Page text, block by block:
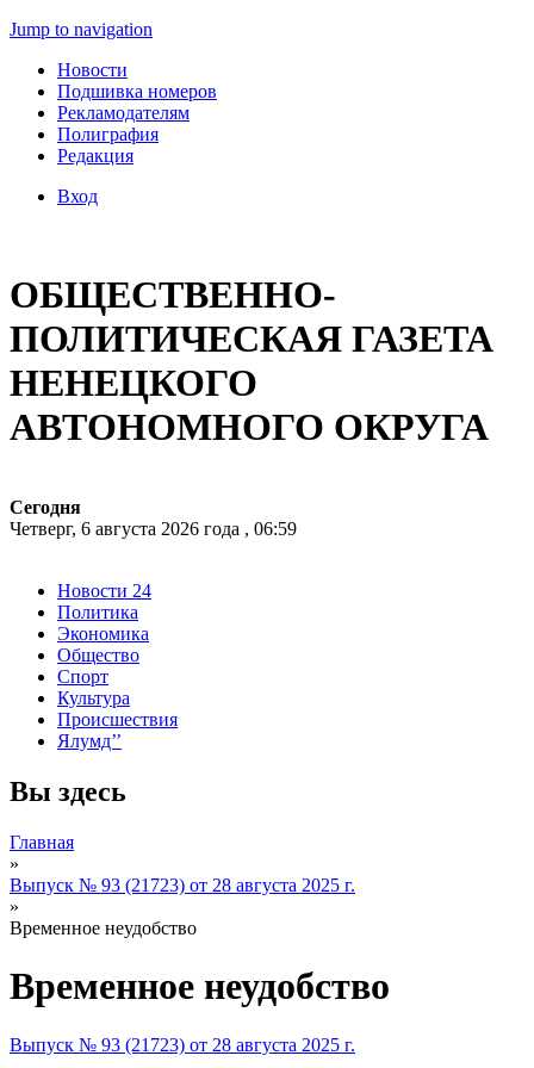
Jump to navigation
Новости
Подшивка номеров
Рекламодателям
Полиграфия
Редакция
Вход
ОБЩЕСТВЕННО-
ПОЛИТИЧЕСКАЯ ГАЗЕТА
НЕНЕЦКОГО
АВТОНОМНОГО ОКРУГА
Сегодня
Четверг, 6 августа 2026 года , 06:59
Новости 24
Политика
Экономика
Общество
Спорт
Культура
Происшествия
Ялумд’’
Вы здесь
Главная
»
Выпуск № 93 (21723) от 28 августа 2025 г.
»
Временное неудобство
Временное неудобство
Выпуск № 93 (21723) от 28 августа 2025 г.